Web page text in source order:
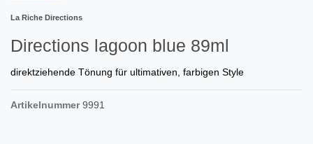
La Riche Directions
Directions lagoon blue 89ml
direktziehende Tönung für ultimativen, farbigen Style
Artikelnummer9991